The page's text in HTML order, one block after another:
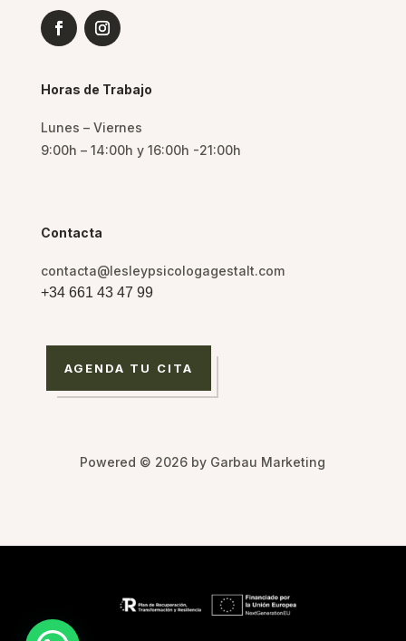
Horas de Trabajo
Lunes – Viernes
9:00h – 14:00h y 16:00h -21:00h
Contacta
contacta@lesleypsicologagestalt.com
+34 661 43 47 99
AGENDA TU CITA
Powered © 2026 by Garbau Marketing